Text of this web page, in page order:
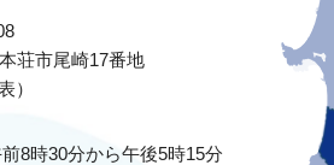
荘市尾崎17番地
）
8時30分から午後5時15分